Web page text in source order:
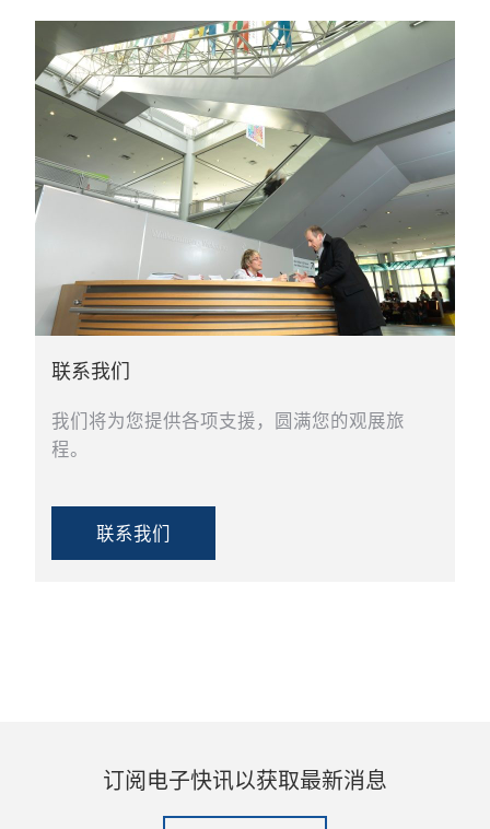
联系我们
我们将为您提供各项支援，圆满您的观展旅
程。
联系我们
订阅电子快讯以获取最新消息